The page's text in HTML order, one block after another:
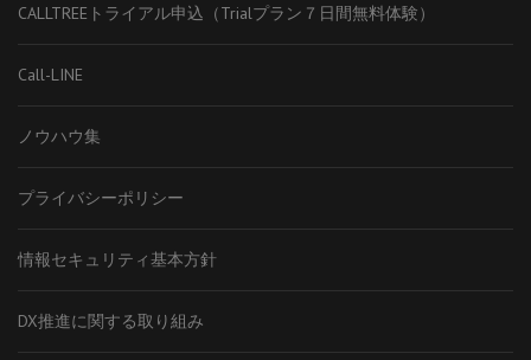
CALLTREEトライアル申込（Trialプラン７日間無料体験）
Call-LINE
ノウハウ集
プライバシーポリシー
情報セキュリティ基本方針
DX推進に関する取り組み